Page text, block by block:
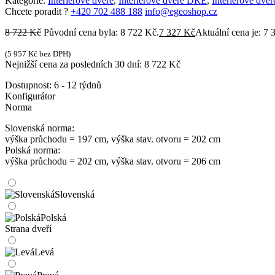
Chcete poradit ? +420 702 488 188 info@egeoshop.cz
8 722Kč Původní cena byla: 8 722 Kč.7 327 KčAktuální cena je: 7
(5 957 Kč bez DPH)
Nejnižší cena za posledních 30 dní: 8 722 Kč
Dostupnost: 6 - 12 týdnů
Konfigurátor
Norma
Slovenská norma:
výška průchodu = 197 cm, výška stav. otvoru = 202 cm
Polská norma:
výška průchodu = 202 cm, výška stav. otvoru = 206 cm
Slovenská
Polská
Strana dveří
Levá